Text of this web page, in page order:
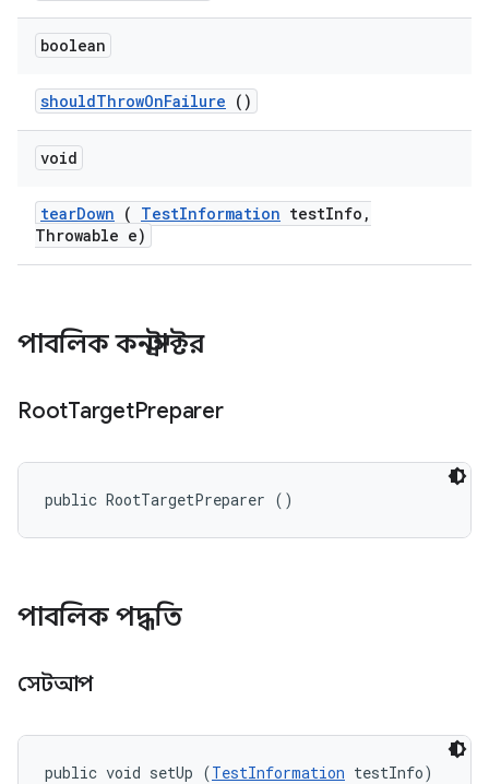
boolean
shouldThrowOnFailure ()
void
tearDown ( TestInformation testInfo ,
Throwable e)
পাবলিক কনস্ট্রাক্টর
RootTargetPreparer
public RootTargetPreparer ()
পাবলিক পদ্ধতি
সেটআপ
public void setUp (TestInformation testInfo)